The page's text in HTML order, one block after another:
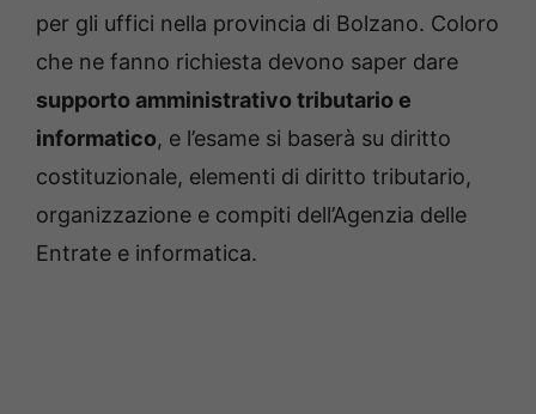
per gli uffici nella provincia di Bolzano. Coloro
che ne fanno richiesta devono saper dare
supporto amministrativo tributario e
informatico, e l’esame si baserà su diritto
costituzionale, elementi di diritto tributario,
organizzazione e compiti dell’Agenzia delle
Entrate e informatica.